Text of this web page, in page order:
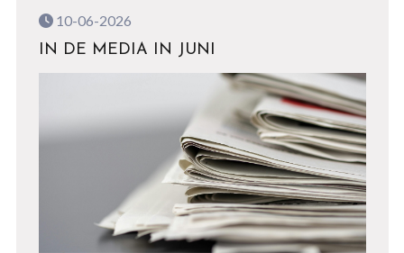
10-06-2026
IN DE MEDIA IN JUNI